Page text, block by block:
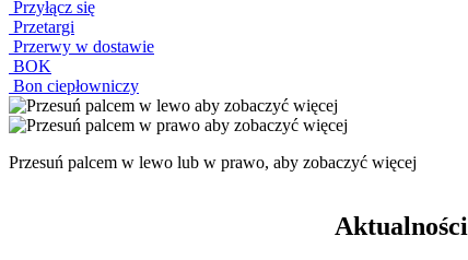
Przyłącz się
Przetargi
Przerwy w dostawie
BOK
Bon ciepłowniczy
Przesuń palcem w lewo lub w prawo, aby zobaczyć więcej
Aktualności